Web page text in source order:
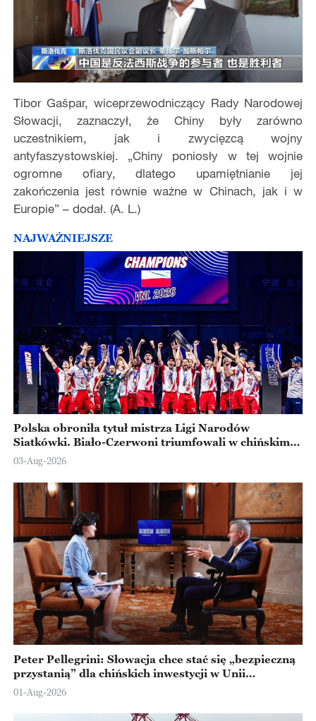
Tibor Gašpar, wiceprzewodniczący Rady Narodowej
Słowacji, zaznaczył, że Chiny były zarówno
uczestnikiem, jak i zwycięzcą wojny
antyfaszystowskiej. „Chiny poniosły w tej wojnie
ogromne ofiary, dlatego upamiętnianie jej
zakończenia jest równie ważne w Chinach, jak i w
Europie” – dodał. (A. L.)
NAJWAŻNIEJSZE
Polska obroniła tytuł mistrza Ligi Narodów
Siatkówki. Biało-Czerwoni triumfowali w chińskim
Ningbo
03-Aug-2026
Peter Pellegrini: Słowacja chce stać się „bezpieczną
przystanią” dla chińskich inwestycji w Unii
Europejskiej
01-Aug-2026